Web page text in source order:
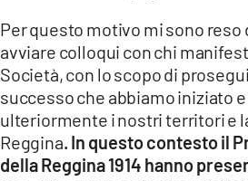
Per questo motivo mi sono reso
avviare colloqui con chi
Società, con lo scopo di
successo che abbiamo iniziato
ulteriormente i nostri territori e
Reggina. In questo contesto il
della Reggina 1914 hanno